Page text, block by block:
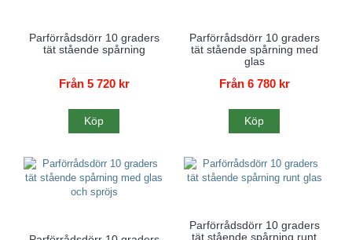
Parförrådsdörr 10 graders
tät stående spårning
Från 5 720 kr
Köp
Parförrådsdörr 10 graders
tät stående spårning med
glas
Från 6 780 kr
Köp
Parförrådsdörr 10 graders
tät stående spårning runt